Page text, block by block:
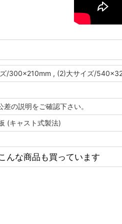
/300×210mm , (2)大サイズ/
の説明をご確認下さい。
(キャスト式製法)
んな商品も買っています